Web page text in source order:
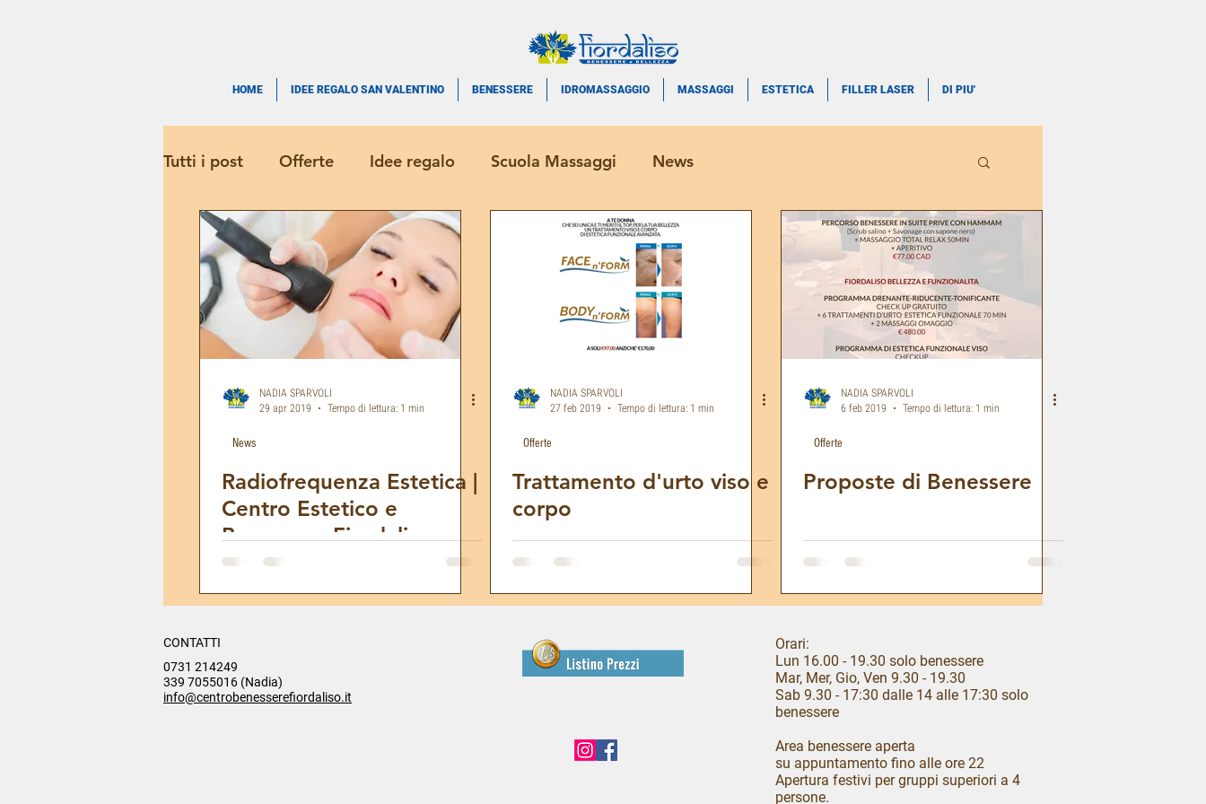
HOME IDEE REGALO SAN VALENTINO BENESSERE IDROMASSAGGIO MASSAGGI ESTETICA FILLER LASER DI PIU'
Tutti i post Offerte Idee regalo Scuola Massaggi News
NADIA SPARVOLI
29 apr 2019
Tempo di lettura: 1 min
News
Radiofrequenza Estetica |
Centro Estetico e
Benessere Fiordaliso
NADIA SPARVOLI
27 feb 2019
Tempo di lettura: 1 min
Offerte
Trattamento d'urto viso e
corpo
NADIA SPARVOLI
6 feb 2019
Tempo di lettura: 1 min
Offerte
Proposte di Benessere
CONTATTI
0731 214249
339 7055016 (Nadia)
info@centrobenesserefiordaliso.it
Orari:
Lun 16.00 - 19.30 solo benessere
Mar, Mer, Gio, Ven 9.30 - 19.30
Sab 9.30 - 17:30 dalle 14 alle 17:30 solo
benessere
Area benessere aperta
su appuntamento fino alle ore 22
Apertura festivi per gruppi superiori a 4
persone.